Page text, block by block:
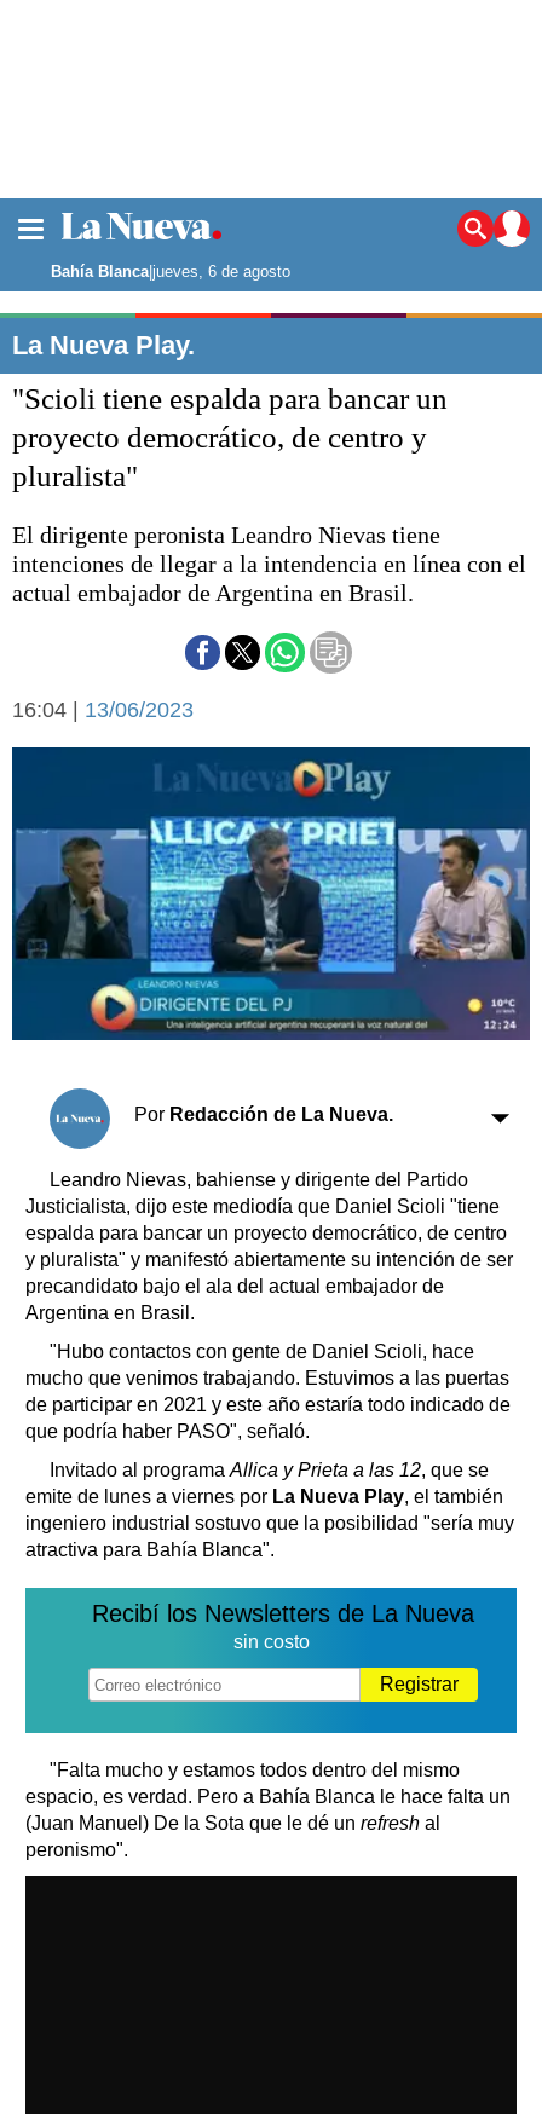
Noticias
La ciudad
Punta Alta
El mundo
Seguridad
Opinión
Liga del Sur
Básquetbol
Fútbol
Aplausos
Economía y campo
Con el campo
Espacio empresas
Sociedad y tiempo
libre
Sociedad
Tecnología
Turismo
Salud
Es viral
Cartón Lleno
Clasificados
Horóscopo
Servicios
Farmacias
Transportes
Loterías
Datos Útiles
Edictos
Teléfonos de urgencia
Bahía Blanca|jueves, 6 de agosto
La Nueva Play.
"Scioli tiene espalda para bancar un
proyecto democrático, de centro y
pluralista"
El dirigente peronista Leandro Nievas tiene
intenciones de llegar a la intendencia en línea con el
actual embajador de Argentina en Brasil.
16:04 | 13/06/2023
Por Redacción de La Nueva.
Leandro Nievas, bahiense y dirigente del Partido
Justicialista, dijo este mediodía que Daniel Scioli "tiene
espalda para bancar un proyecto democrático, de centro
y pluralista" y manifestó abiertamente su intención de ser
precandidato bajo el ala del actual embajador de
Argentina en Brasil.
"Hubo contactos con gente de Daniel Scioli, hace
mucho que venimos trabajando. Estuvimos a las puertas
de participar en 2021 y este año estaría todo indicado de
que podría haber PASO", señaló.
Invitado al programa Allica y Prieta a las 12, que se
emite de lunes a viernes por La Nueva Play, el también
ingeniero industrial sostuvo que la posibilidad "sería muy
atractiva para Bahía Blanca".
Recibí los Newsletters de La Nueva
sin costo
Registrar
"Falta mucho y estamos todos dentro del mismo
espacio, es verdad. Pero a Bahía Blanca le hace falta un
(Juan Manuel) De la Sota que le dé un refresh al
peronismo".